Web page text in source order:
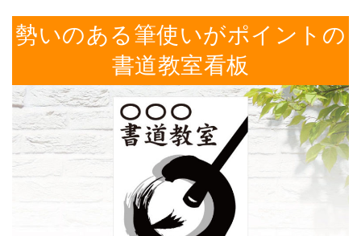
勢いのある筆使いがポイントの
書道教室看板